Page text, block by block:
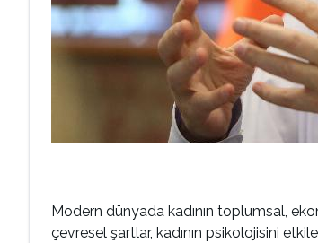
Modern dünyada kadının toplumsal,
çevresel şartlar, kadının psikolojisini